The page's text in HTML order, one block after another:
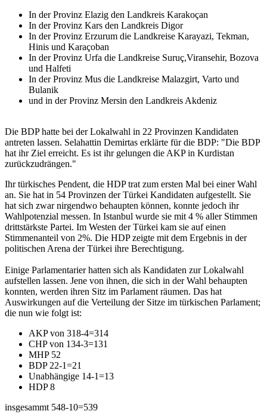
In der Provinz Elazig den Landkreis Karakoçan
In der Provinz Kars den Landkreis Digor
In der Provinz Erzurum die Landkreise Karayazi, Tekman,
Hinis und Karaçoban
In der Provinz Urfa die Landkreise Suruç,Viransehir, Bozova
und Halfeti
In der Provinz Mus die Landkreise Malazgirt, Varto und
Bulanik
und in der Provinz Mersin den Landkreis Akdeniz
Die BDP hatte bei der Lokalwahl in 22 Provinzen Kandidaten
antreten lassen. Selahattin Demirtas erklärte für die BDP: "Die BDP
hat ihr Ziel erreicht. Es ist ihr gelungen die AKP in Kurdistan
zurückzudrängen."
Ihr türkisches Pendent, die HDP trat zum ersten Mal bei einer Wahl
an. Sie hat in 54 Provinzen der Türkei Kandidaten aufgestellt. Sie
hat sich zwar nirgendwo behaupten können, konnte jedoch ihr
Wahlpotenzial messen. In Istanbul wurde sie mit 4 % aller Stimmen
drittstärkste Partei. Im Westen der Türkei kam sie auf einen
Stimmenanteil von 2%. Die HDP zeigte mit dem Ergebnis in der
politischen Arena der Türkei ihre Berechtigung.
Einige Parlamentarier hatten sich als Kandidaten zur Lokalwahl
aufstellen lassen. Jene von ihnen, die sich in der Wahl behaupten
konnten, werden ihren Sitz im Parlament räumen. Das hat
Auswirkungen auf die Verteilung der Sitze im türkischen Parlament;
die nun wie folgt ist:
AKP von 318-4=314
CHP von 134-3=131
MHP 52
BDP 22-1=21
Unabhängige 14-1=13
HDP 8
insgesammt 548-10=539